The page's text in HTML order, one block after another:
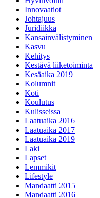
Innovaatiot
Johtajuus
Juridiikka
Kansainvälistyminen
Kasvu
Kehitys
Kestävä liiketoiminta
Kesäaika 2019
Kolumnit
Koti
Koulutus
Kulisseissa
Laatuaika 2016
Laatuaika 2017
Laatuaika 2019
Laki
Lapset
Lemmikit
Lifestyle
Mandaatti 2015
Mandaatti 2016